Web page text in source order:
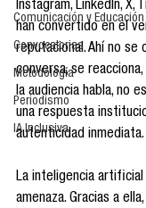
Comunicación y Educación
Convocatorias
Metodología
Periodismo
IA Inclusiva
Instagram, LinkedIn, X,
han convertido en el
reputacional. Ahí no se
conversa, se reacciona,
la audiencia habla, no
una respuesta
autenticidad inmediata.
La inteligencia artificial
amenaza. Gracias a